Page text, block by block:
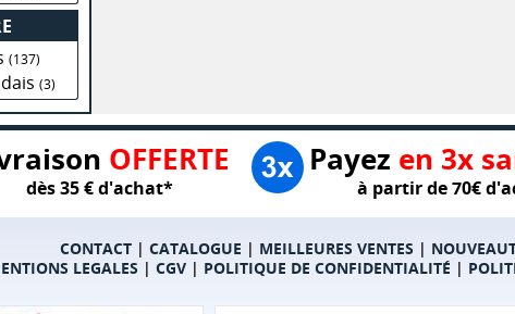
(137)
(3)
OFFERTE
dès 35 € d'achat*
Payez en 3x
à partir de 70€
CONTACT| CATALOGUE | MEILLEURES VENTES |
LEGALES | CGV| POLITIQUE DE CONFIDENTIALITÉ |